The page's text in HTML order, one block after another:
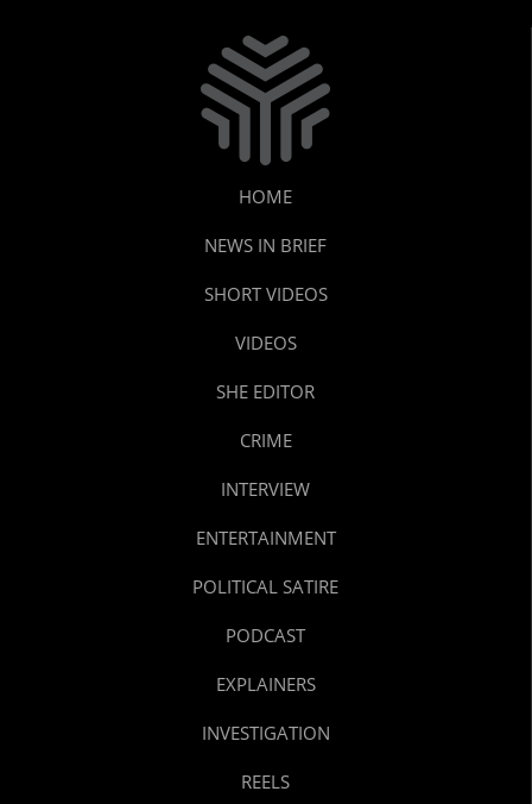
HOME
NEWS IN BRIEF
SHORT VIDEOS
VIDEOS
SHE EDITOR
CRIME
INTERVIEW
ENTERTAINMENT
POLITICAL SATIRE
PODCAST
EXPLAINERS
INVESTIGATION
REELS